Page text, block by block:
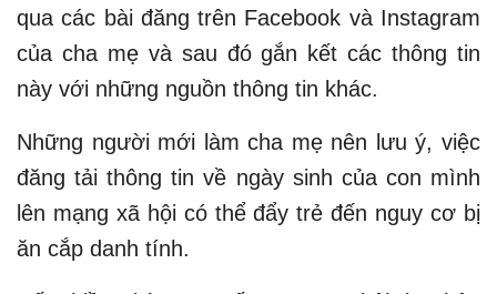
qua các bài đăng trên Facebook và Instagram
của cha mẹ và sau đó gắn kết các thông tin
này với những nguồn thông tin khác.
Những người mới làm cha mẹ nên lưu ý, việc
đăng tải thông tin về ngày sinh của con mình
lên mạng xã hội có thể đẩy trẻ đến nguy cơ bị
ăn cắp danh tính.